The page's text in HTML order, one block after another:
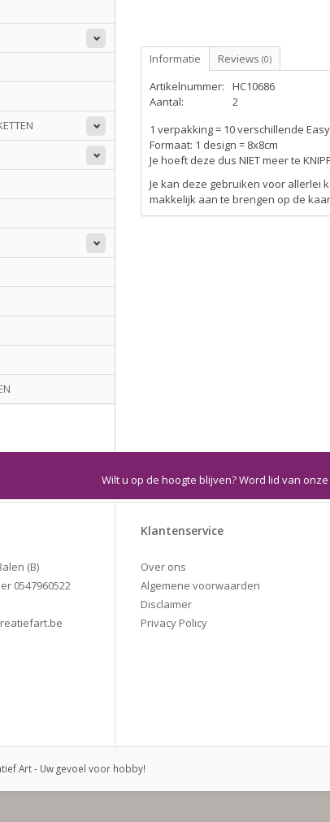
Informatie Reviews (0)
Artikelnummer:
HC10686
Aantal:
2
1 verpakking = 10 verschillende
Formaat: 1 design = 8x8cm
Je hoeft deze dus NIET meer te
Je kan deze gebruiken voor allerlei
makkelijk aan te brengen op de
Wilt u op de hoogte blijven? Word lid van
(B)
0547960522
Klantenservice
Over ons
Algemene voorwaarden
Disclaimer
Privacy Policy
Art - Uw gevoel voor hobby!